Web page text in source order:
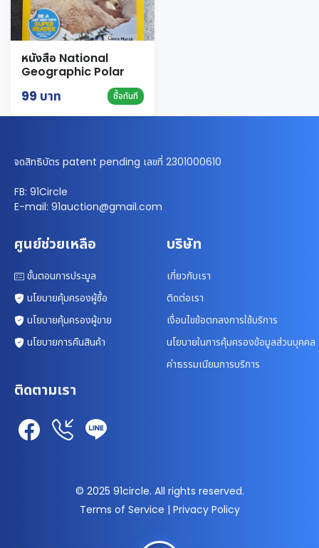
หนังสือ National
Geographic Polar
99 บาท ซื้อทันที
จดสิทธิบัตร patent pending เลขที่ 2301000610
FB: 91Circle
E-mail: 91auction@gmail.com
ศูนย์ช่วยเหลือ
ขั้นตอนการประมูล
นโยบายคุ้มครองผู้ซื้อ
นโยบายคุ้มครองผู้ขาย
นโยบายการคืนสินค้า
บริษัท
เกี่ยวกับเรา
ติดต่อเรา
เงื่อนไขข้อตกลงการใช้บริการ
นโยบายในการคุ้มครองข้อมูลส่วนบุคคล
ค่าธรรมเนียมการบริการ
ติดตามเรา
© 2025 91circle. All rights reserved.
Terms of Service | Privacy Policy